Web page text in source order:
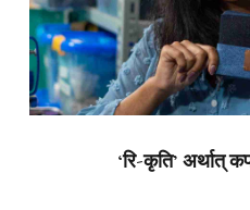
‘रि-कृति’ अर्थात्